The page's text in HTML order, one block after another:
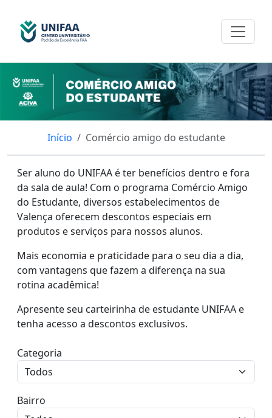
Início Comércio amigo do estudante
Ser aluno do UNIFAA é ter benefícios dentro e fora
da sala de aula! Com o programa Comércio Amigo
do Estudante, diversos estabelecimentos de
Valença oferecem descontos especiais em
produtos e serviços para nossos alunos.
Mais economia e praticidade para o seu dia a dia,
com vantagens que fazem a diferença na sua
rotina acadêmica!
Apresente seu carteirinha de estudante UNIFAA e
tenha acesso a descontos exclusivos.
Categoria
Bairro